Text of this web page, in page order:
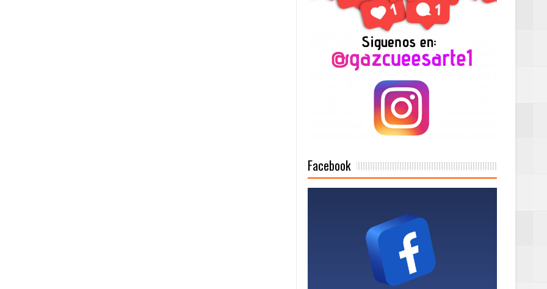
Banreservas seguirá impulsando la seguridad alimentaria tras salida de RD
Facebook